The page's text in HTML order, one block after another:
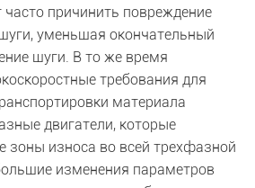
причинить повреждение
уменьшая окончательный
шуги. В то же время
требования для
материала
двигатели, которые
износа во всей трехфазной
изменения параметров